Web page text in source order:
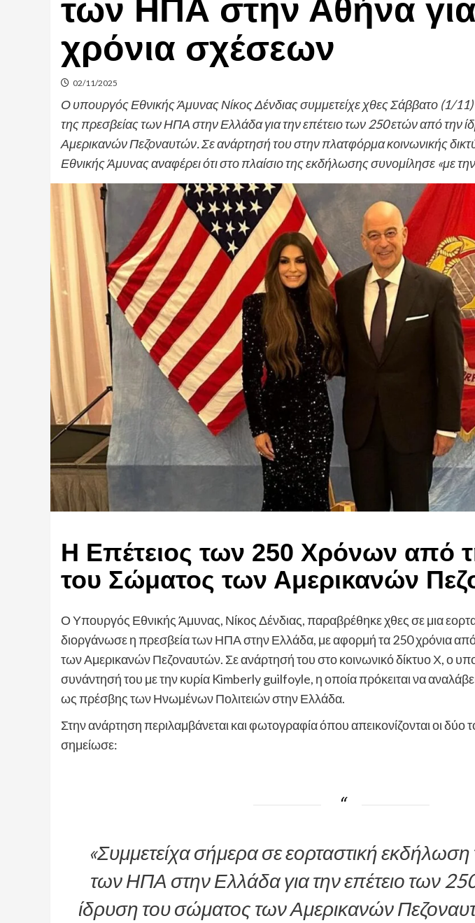
των ΗΠΑ στην Αθήνα
χρόνια σχέσεων
02/11/2025
Ο υπουργός Εθνικής Άμυνας Νίκος Δένδιας συμμετείχε χθες Σάββατο (1/
της πρεσβείας των ΗΠΑ στην Ελλάδα για την επέτειο των 250 ετών από την
Αμερικανών Πεζοναυτών. Σε ανάρτησή του στην πλατφόρμα κοινωνικής
Εθνικής Άμυνας αναφέρει ότι στο πλαίσιο της εκδήλωσης συνομίλησε «με
Η Επέτειος των 250 Χρόνων από
του Σώματος των Αμερικανών
Ο Υπουργός Εθνικής Άμυνας, Νίκος Δένδιας, παραβρέθηκε χθες σε μια
διοργάνωσε η πρεσβεία των ΗΠΑ στην Ελλάδα, με αφορμή τα 250 χρόνια
των Αμερικανών Πεζοναυτών. Σε ανάρτησή του στο κοινωνικό δίκτυο Χ, ο
συνάντησή του με την κυρία Kimberly guilfoyle, η οποία πρόκειται να
ως πρέσβης των Ηνωμένων Πολιτειών στην Ελλάδα.
Στην ανάρτηση περιλαμβάνεται και φωτογραφία όπου απεικονίζονται οι δύο
σημείωσε:
«Συμμετείχα σήμερα σε εορταστική
των ΗΠΑ στην Ελλάδα για την επέτειο των
ίδρυση του σώματος των Αμερικανών